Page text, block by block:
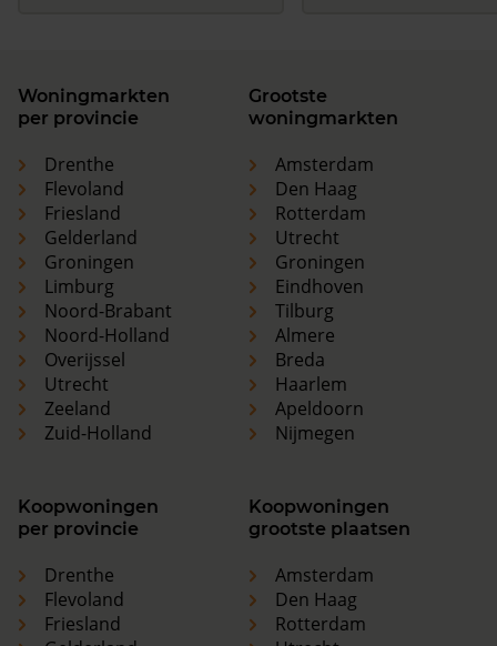
Woningmarkten
per provincie
Drenthe
Flevoland
Friesland
Gelderland
Groningen
Limburg
Noord-Brabant
Noord-Holland
Overijssel
Utrecht
Zeeland
Zuid-Holland
Grootste
woningmarkten
Amsterdam
Den Haag
Rotterdam
Utrecht
Groningen
Eindhoven
Tilburg
Almere
Breda
Haarlem
Apeldoorn
Nijmegen
Koopwoningen
per provincie
Drenthe
Flevoland
Friesland
Koopwoningen
grootste plaatsen
Amsterdam
Den Haag
Rotterdam